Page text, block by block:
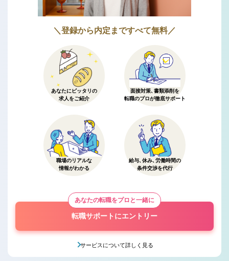
＼登録から内定まですべて無料／
あなたにピッタリの
求人をご紹介
面接対策、書類添削を
転職のプロが徹底サポート
職場のリアルな
情報がわかる
給与、休み、労働時間の
条件交渉を代行
あなたの転職をプロと一緒に
転職サポートにエントリー
サービスについて詳しく見る